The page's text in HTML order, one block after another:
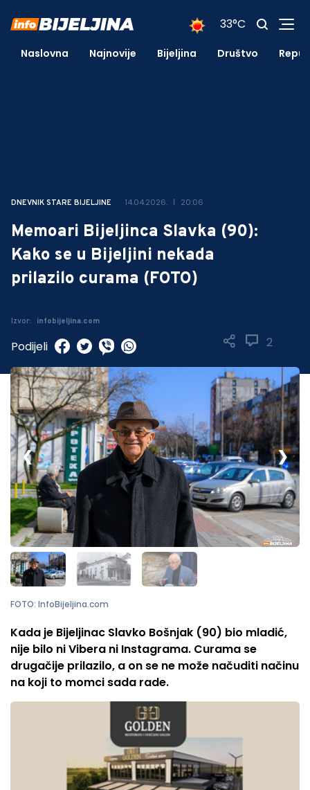
33°C
Naslovna Najnovije Bijeljina Društvo
DNEVNIK STARE BIJELJINE 14.04.2026. 20:06
Memoari Bijeljinca Slavka (90):
Kako se u Bijeljini nekada
prilazilo curama (FOTO)
Izvor: infobijeljina.com
2
Podijeli
❮ ❯
FOTO: InfoBijeljina.com
Kada je Bijeljinac Slavko Bošnjak (90) bio mladić,
nije bilo ni Vibera ni Instagrama. Curama se
drugačije prilazilo, a on se ne može načuditi načinu
na koji to momci sada rade.